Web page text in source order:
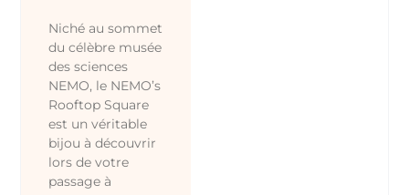
Niché au sommet
du célèbre musée
des sciences
NEMO, le NEMO’s
Rooftop Square
est un véritable
bijou à découvrir
lors de votre
passage à